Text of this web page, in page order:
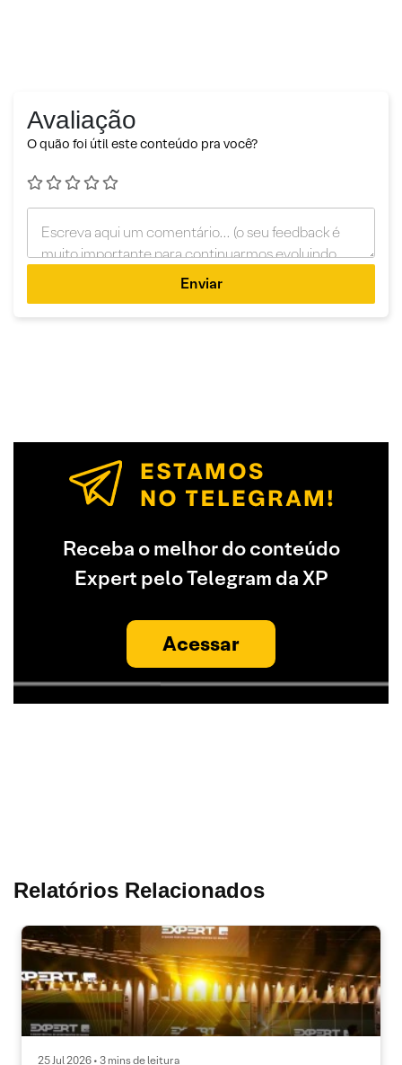
Avaliação
O quão foi útil este conteúdo pra você?
Enviar
Receba o melhor do conteúdo
Expert pelo Telegram da XP
Acessar
Relatórios Relacionados
25 Jul 2026 • 3 mins de leitura